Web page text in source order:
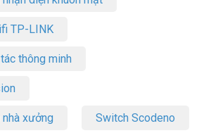
TP-LINK
thông minh
xưởng Switch Scodeno